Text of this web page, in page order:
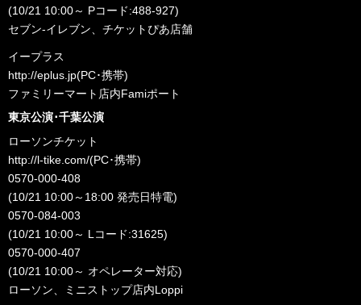
(10/21 10:00～ Pコード:488-927)
セブン-イレブン、チケットぴあ店舗
イープラス
http://eplus.jp(PC･携帯)
ファミリーマート店内Famiポート
東京公演･千葉公演
ローソンチケット
http://l-tike.com/(PC･携帯)
0570-000-408
(10/21 10:00～18:00 発売日特電)
0570-084-003
(10/21 10:00～ Lコード:31625)
0570-000-407
(10/21 10:00～ オペレーター対応)
ローソン、ミニストップ店内Loppi